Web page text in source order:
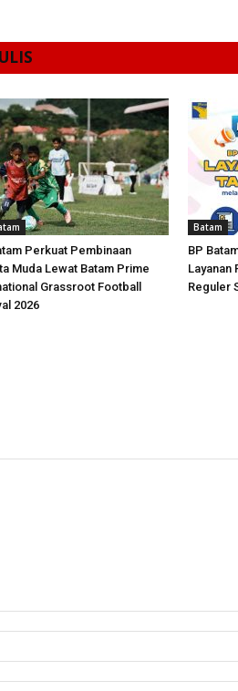
Perkuat Pembinaan
Muda Lewat Batam Prime
Grassroot Football
2026
Batam
BP
Layanan
Reguler